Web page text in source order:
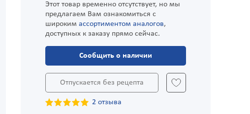
Этот товар временно отсутствует, но мы
предлагаем Вам ознакомиться с
широким ассортиментом аналогов,
доступных к заказу прямо сейчас.
Сообщить о наличии
Отпускается без рецепта
2 отзыва